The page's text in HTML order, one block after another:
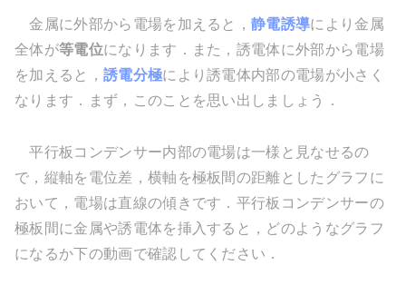
金属に外部から電場を加えると，静電誘導により金属
全体が等電位になります．また，誘電体に外部から電場
を加えると， 誘電分極により誘電体内部の電場が小さく
なります．まず，このことを思い出しましょう．
平行板コンデンサー内部の電場は一様と見なせるの
で，縦軸を電位差，横軸を極板間の距離としたグラフに
おいて，電場は直線の傾きです．平行板コンデンサーの
極板間に金属や誘電体を挿入すると，どのようなグラフ
になるか下の動画で確認してください．